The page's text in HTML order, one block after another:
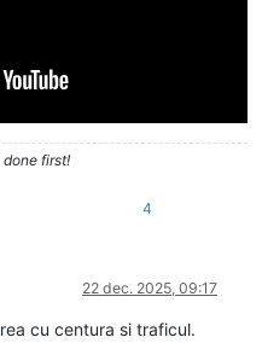
first!
4
22 dec. 2025, 09:17
cu centura si traficul.